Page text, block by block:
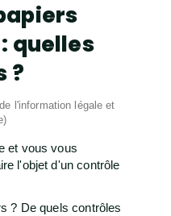
quelles
?
l'information légale et
et vous vous
l'objet d'un contrôle
? De quels contrôles